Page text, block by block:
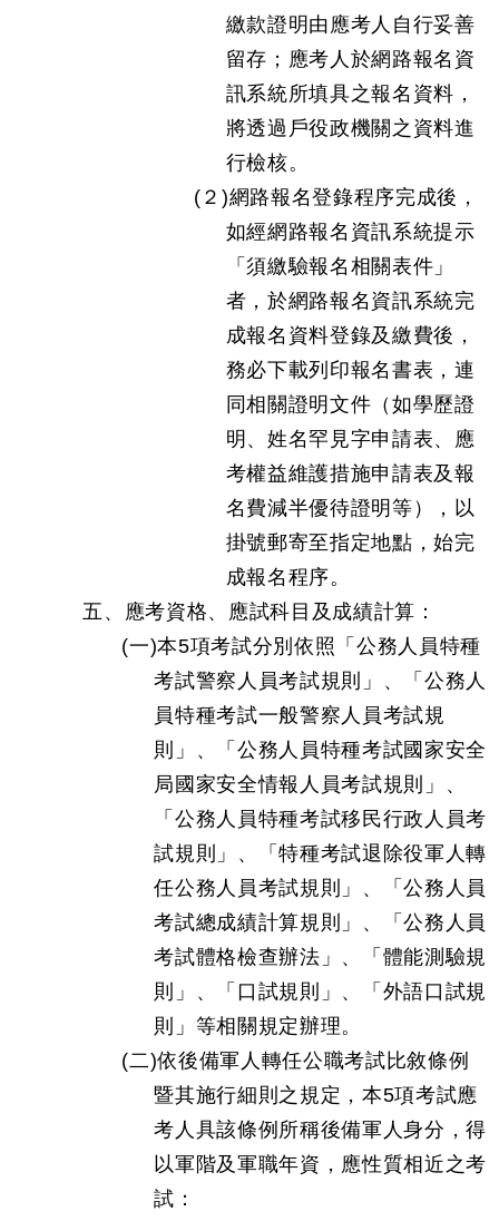
繳款證明由應考人自行妥善
留存；應考人於網路報名資
訊系統所填具之報名資料，
將透過戶役政機關之資料進
行檢核。
(２)網路報名登錄程序完成後，
如經網路報名資訊系統提示
「須繳驗報名相關表件」
者，於網路報名資訊系統完
成報名資料登錄及繳費後，
務必下載列印報名書表，連
同相關證明文件（如學歷證
明、姓名罕見字申請表、應
考權益維護措施申請表及報
名費減半優待證明等），以
掛號郵寄至指定地點，始完
成報名程序。
五、應考資格、應試科目及成績計算：
(一)本5項考試分別依照「公務人員特種
考試警察人員考試規則」、「公務人
員特種考試一般警察人員考試規
則」、「公務人員特種考試國家安全
局國家安全情報人員考試規則」、
「公務人員特種考試移民行政人員考
試規則」、「特種考試退除役軍人轉
任公務人員考試規則」、「公務人員
考試總成績計算規則」、「公務人員
考試體格檢查辦法」、「體能測驗規
則」、「口試規則」、「外語口試規
則」等相關規定辦理。
(二)依後備軍人轉任公職考試比敘條例
暨其施行細則之規定，本5項考試應
考人具該條例所稱後備軍人身分，得
以軍階及軍職年資，應性質相近之考
試：